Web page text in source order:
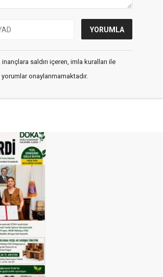
saldırı içeren, imla kuralları ile
onaylanmamaktadır.